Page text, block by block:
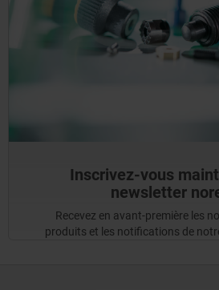
Inscrivez-vous
newsletter
Recevez en avant-première les
produits et les notifications de